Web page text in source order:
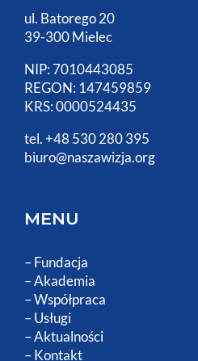
ul. Batorego 20
39-300 Mielec
NIP: 7010443085
REGON: 147459859
KRS: 0000524435
tel. +48 530 280 395
biuro@naszawizja.org
MENU
–Fundacja
–Akademia
–Współpraca
–Usługi
–Aktualności
–Kontakt